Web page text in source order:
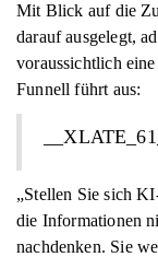
Mit Blick auf die
darauf ausgelegt,
voraussichtlich
Funnell führt aus:
„Stellen Sie sich
die Informationen
nachdenken. Sie